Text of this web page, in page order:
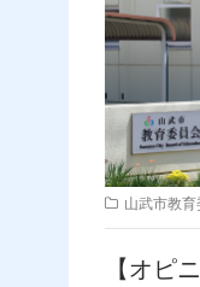
山武市教
【オピ